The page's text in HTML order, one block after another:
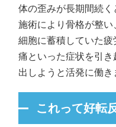
体の歪みが長期間続
施術により骨格が整い
細胞に蓄積していた
痛といった症状を引
出しようと活発に働き
これって好転